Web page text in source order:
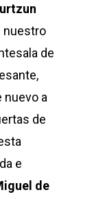
nuestro
de
nuevo a
de
e
de